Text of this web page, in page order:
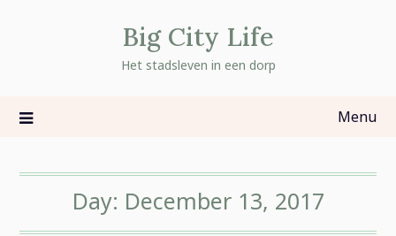
Big City Life
Het stadsleven in een dorp
Menu
Day: December 13, 2017